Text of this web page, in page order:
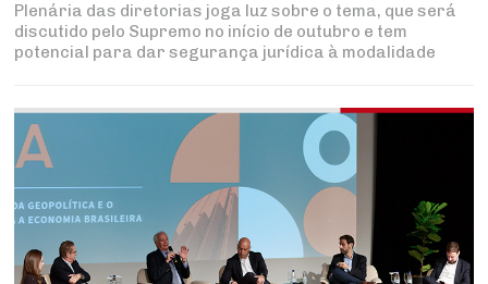
Plenária das diretorias joga luz sobre o tema, que será
discutido pelo Supremo no início de outubro e tem
potencial para dar segurança jurídica à modalidade